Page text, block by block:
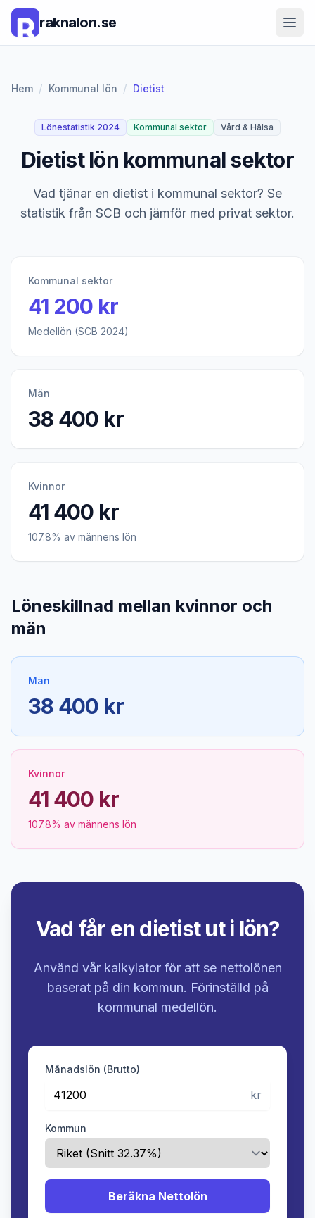
raknalon.se
Hem / Kommunal lön / Dietist
Lönestatistik 2024 Kommunal sektor Vård & Hälsa
Dietist lön kommunal sektor
Vad tjänar en dietist i kommunal sektor? Se
statistik från SCB och jämför med privat sektor.
Kommunal sektor
41 200 kr
Medellön (SCB 2024)
Män
38 400 kr
Kvinnor
41 400 kr
107.8% av männens lön
Löneskillnad mellan kvinnor och
män
Män
38 400 kr
Kvinnor
41 400 kr
107.8% av männens lön
Vad får en dietist ut i lön?
Använd vår kalkylator för att se nettolönen
baserat på din kommun. Förinställd på
kommunal medellön.
Månadslön (Brutto)
kr
Kommun
Beräkna Nettolön